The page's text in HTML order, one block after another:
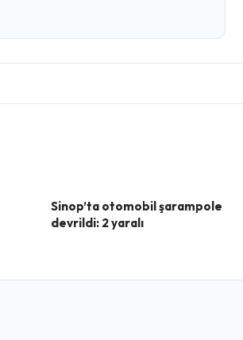
Sinop’ta otomobil şarampole
devrildi: 2 yaralı